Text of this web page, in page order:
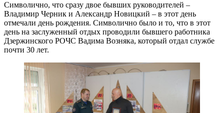
Символично, что сразу двое бывших руководителей –
Владимир Черник и Александр Новицкий – в этот день
отмечали день рождения. Символично было и то, что в этот
день на заслуженный отдых проводили бывшего работника
Дзержинского РОЧС Вадима Возняка, который отдал службе
почти 30 лет.